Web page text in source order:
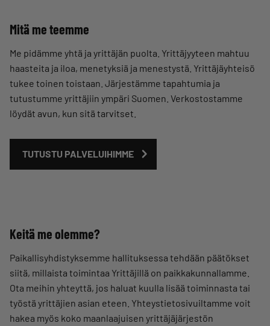
Mitä me teemme
Me pidämme yhtä ja yrittäjän puolta. Yrittäjyyteen mahtuu
haasteita ja iloa, menetyksiä ja menestystä. Yrittäjäyhteisö
tukee toinen toistaan. Järjestämme tapahtumia ja
tutustumme yrittäjiin ympäri Suomen. Verkostostamme
löydät avun, kun sitä tarvitset.
TUTUSTU PALVELUIHIMME
Keitä me olemme?
Paikallisyhdistyksemme hallituksessa tehdään päätökset
siitä, millaista toimintaa Yrittäjillä on paikkakunnallamme.
Ota meihin yhteyttä, jos haluat kuulla lisää toiminnasta tai
työstä yrittäjien asian eteen. Yhteystietosivuiltamme voit
hakea myös koko maanlaajuisen yrittäjäjärjestön